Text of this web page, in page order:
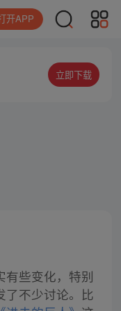
开APP
立即下载
有些变化，特别
了不少讨论。比